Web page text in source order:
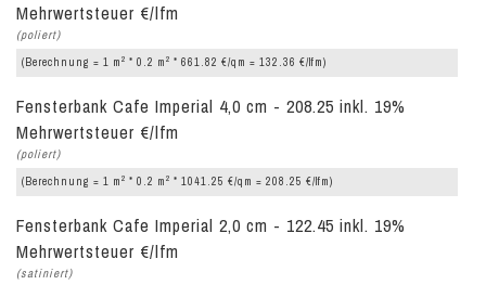
Mehrwertsteuer €/lfm
(poliert)
(Berechnung = 1 m 2 * 0.2 m 2 * 661.82 €/qm = 132.36 €/lfm)
Fensterbank Cafe Imperial 4,0 cm - 208.25 inkl. 19%
Mehrwertsteuer €/lfm
(poliert)
(Berechnung = 1 m 2 * 0.2 m 2 * 1041.25 €/qm = 208.25 €/lfm)
Fensterbank Cafe Imperial 2,0 cm - 122.45 inkl. 19%
Mehrwertsteuer €/lfm
(satiniert)